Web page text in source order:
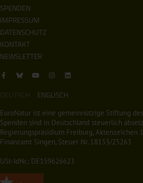
SPENDEN
IMPRESSUM
DATENSCHUTZ
KONTAKT
NEWSLETTER
DEUTSCH ENGLISCH
EuroNatur ist eine gemeinnützige Stiftung
Spenden sind in Deutschland steuerlich
Regierungspräsidium Freiburg, Aktenzeichen
Finanzamt Singen, Steuer Nr. 18153/25263
USt-IdNr.: DE159626623